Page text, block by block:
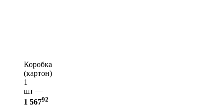
Коробка
(картон)
1
шт —
1 56792